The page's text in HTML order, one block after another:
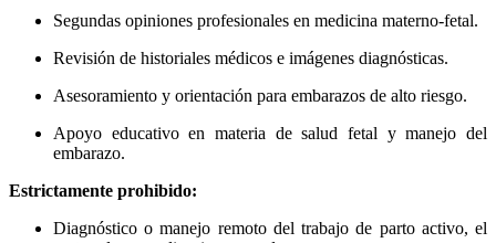
Segundas opiniones profesionales en medicina materno-fetal.
Revisión de historiales médicos e imágenes diagnósticas.
Asesoramiento y orientación para embarazos de alto riesgo.
Apoyo educativo en materia de salud fetal y manejo del
embarazo.
Estrictamente prohibido:
Diagnóstico o manejo remoto del trabajo de parto activo, el